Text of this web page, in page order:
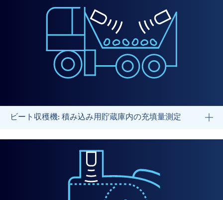
ビート収穫機: 積み込み用貯蔵庫内の充填量測定